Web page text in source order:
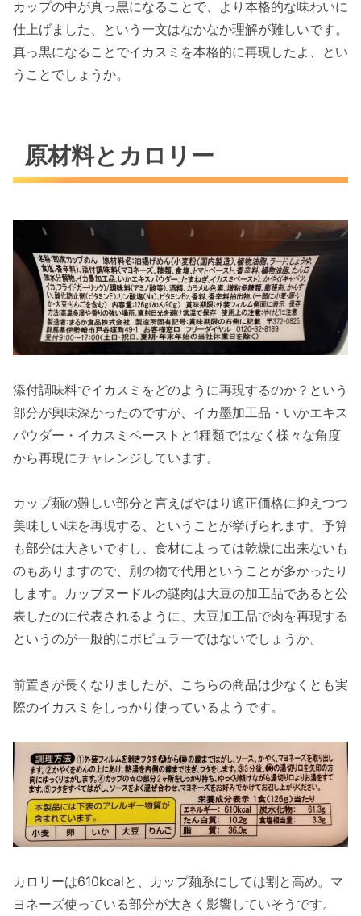
カップの中が真っ黒になることで、より本格的な味わいに
仕上げました、という一文はなかなか理解が難しいです。
真っ黒になることでイカスミを本格的に再現したよ、とい
うことでしょうか。
原材料とカロリー
添付調味料でイカスミをどのように再現するのか？という
部分が興味深かったのですが、イカ墨加工品・いかエキス
パウダー・イカスミペーストと1種類ではなく様々な角度
から再現にチャレンジしています。
カップ麺の難しい部分と言えばやはり適正価格に抑えつつ
美味しい味を再現する、ということが挙げられます。予算
も部分は大きいですし、食材によっては乾燥に出来ないも
のもありますので、別の物で代用ということが多かったり
します。カップヌードルの謎肉は大豆の加工品であると公
表したのに代表されるように、大豆加工品で肉を再現する
というのが一般的にポピュラーではないでしょうか。
前置きが長くなりましたが、こちらの商品は少なくとも実
際のイカスミをしっかり使っているようです。
カロリーは610kcalと、カップ麺系にしては割と高め。マ
ヨネーズ使っている部分が大きく影響していそうです。